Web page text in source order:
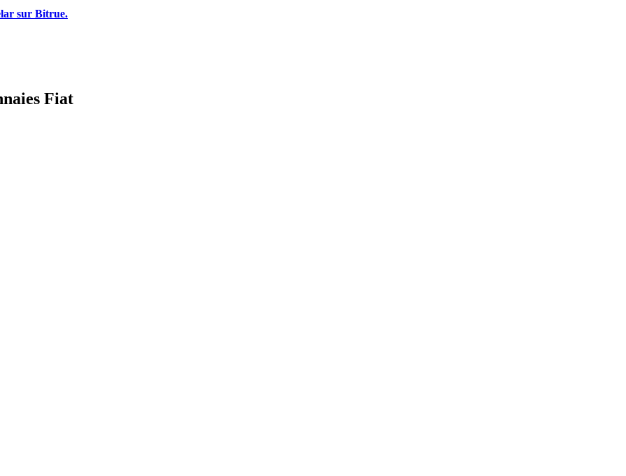
sur Bitrue.
Fiat